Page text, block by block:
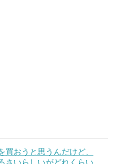
買おうと思うんだけど、
さいらしいがどれくらい